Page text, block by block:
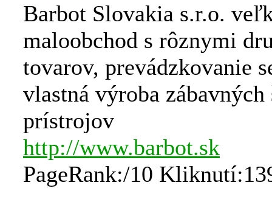
Barbot Slovakia s.r.o.
maloobchod s rôznymi
tovarov, prevádzkovanie
vlastná výroba
prístrojov
http://www.barbot.sk
PageRank:/10